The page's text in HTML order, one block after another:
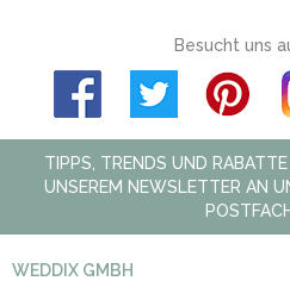
Besucht uns
TIPPS, TRENDS UND
UNSEREM NEWSLETTER AN
WEDDIX GMBH